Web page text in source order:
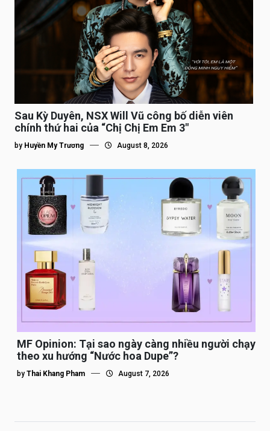
Sau Kỳ Duyên, NSX Will Vũ công bố diễn viên
chính thứ hai của “Chị Chị Em Em 3″
by Huyền My Trương August 8, 2026
MF Opinion: Tại sao ngày càng nhiều người chạy
theo xu hướng “Nước hoa Dupe”?
by Thai Khang Pham August 7, 2026